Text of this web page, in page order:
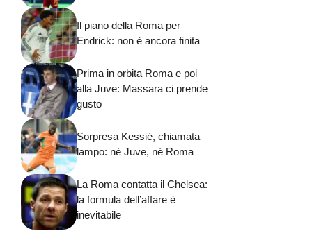
Il piano della Roma per
Endrick: non è ancora finita
Prima in orbita Roma e poi
alla Juve: Massara ci prende
gusto
Sorpresa Kessié, chiamata
lampo: né Juve, né Roma
La Roma contatta il Chelsea:
la formula dell’affare è
inevitabile